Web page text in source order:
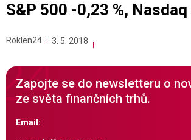
S&P 500 -0,23 %, Nasdaq
Roklen24 3. 5. 2018
Zapojte se do newsletteru o
ze světa finančních trhů.
Email: